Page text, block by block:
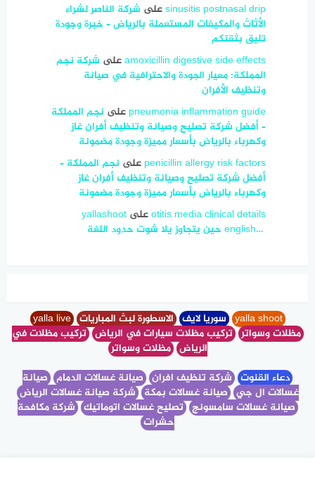
sinusitis postnasal dripعلى شركة الناصر لشراء
الأثاث والمكيفات المستعملة بالرياض – خبرة وجودة
تليق بثقتكم
amoxicillin digestive side effectsعلى شركة نجم
المملكة: معيار الجودة والاحترافية في صيانة
وتنظيف الأفران
pneumonia inflammation guide على نجم المملكة
– أفضل شركة تصليح وصيانة وتنظيف أفران غاز
وكهرباء بالرياض بأسعار مميزة وجودة مضمونة
penicillin allergy risk factors على نجم المملكة –
أفضل شركة تصليح وصيانة وتنظيف أفران غاز
وكهرباء بالرياض بأسعار مميزة وجودة مضمونة
otitis media clinical detailsعلى yallashoot
english… ‎ حين يتجاوز يلا شوت حدود اللغة
yalla shoot سوريا لايفالاسطورة لبث المبارياتyalla live
مظلات وسواترتركيب مظلات سيارات في الرياضتركيب مظلات في
الرياضمظلات وسواتر
دعاء القنوتشركة تنظيف افرانصيانة غسالات الدمامصيانة
غسالات ال جيصيانة غسالات بمكةشركة صيانة غسالات الرياض
صيانة غسالات سامسونجتصليح غسالات اتوماتيكشركة مكافحة
حشرات